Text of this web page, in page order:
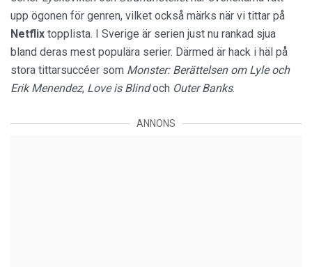
upp ögonen för genren, vilket också märks när vi tittar på
Netflix topplista. I Sverige är serien just nu rankad sjua
bland deras mest populära serier. Därmed är hack i häl på
stora tittarsuccéer som Monster: Berättelsen om Lyle och
Erik Menendez, Love is Blindoch Outer Banks.
ANNONS